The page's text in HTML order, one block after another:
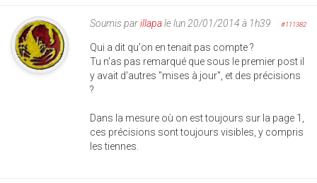
Soumis parillapale lun 20/01/2014 à 1h39 #111382
Qui a dit qu'on en tenait pas compte ?
Tu n'as pas remarqué que sous le premier post il
y avait d'autres "mises à jour", et des précisions
?
Dans la mesure où on est toujours sur la page 1,
ces précisions sont toujours visibles, y compris
les tiennes.